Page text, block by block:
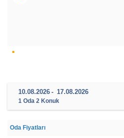
10.08.2026 - 17.08.2026
1 Oda 2 Konuk
Oda Fiyatları